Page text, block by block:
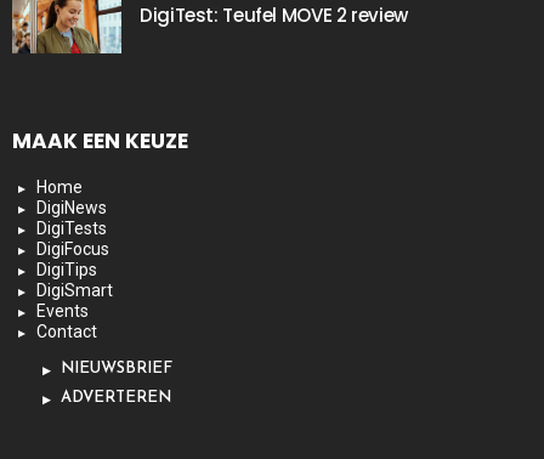
DigiTest: Teufel MOVE 2 review
MAAK EEN KEUZE
Home
DigiNews
DigiTests
DigiFocus
DigiTips
DigiSmart
Events
Contact
NIEUWSBRIEF
ADVERTEREN